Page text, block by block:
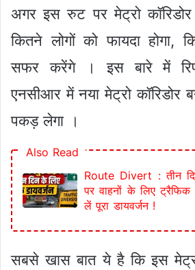
अगर इस रुट पर मेट्रो कॉरिडोर
कितने लोगों को फायदा होगा,
सफर करेंगे । इस बारे में
एनसीआर में नया मेट्रो कॉरिडोर
पकड़ लेगा ।
Also Read
Route Divert : तीन
पर वाहनों के लिए
लें पूरा डायवर्जन !
सबसे खास बात ये है कि इस